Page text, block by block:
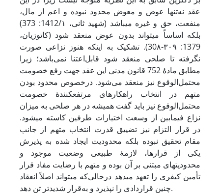
عقد نه‌تنها عوض و معوض محدود نبوده و اعم از مال،
منفعت، حق و غیره می‏باشد (شهید ثانی، 1412/۱: 373)
بلکه اساساً می‏تواند بدون عوض منعقد شود (کاتوزیان،
1379: ۳۰۹-30۸). تشکیک به اینکه هنوز نزاعی صورت
نگرفته تا صلحی منعقد شود قابل‌اعتنا نمی‌باشد؛ زیرا
مطابق مادۀ 752 قانون مدنی این عقد جهت رفع خصومت
محتمل‌الوقوع نیز منعقد می‌شود. درخصوص محدود بودن
متهم در انتخاب راهکارهای مرتفع‏کنندۀ خصومت
محتمل‌الوقوع نیز باید گفت همیشه در هر صلحی به میزان
نزاع فی‏مابین از وسعت اختیارات طرفین کاسته می‏شود.
در قرار التزام نیز تضییق قدرت انتخاب متهم از جانب
مقام تحقیق نبوده بلکه محدودیت ایجاد شده به پذیرش
یکی از قرارها، لازمۀ طبیعی وضعیت موجود و
محدودیت‏های مبتنی بر آن بوده و متهم با رضایت مفاد قرار
تأمین کیفری را تعهد می‏دهد درحالی‌که می‏تواند اصلاً انعقاد
چنین قراردادی را نپذیرد و به‌قرار شدیدتر تن دهد.